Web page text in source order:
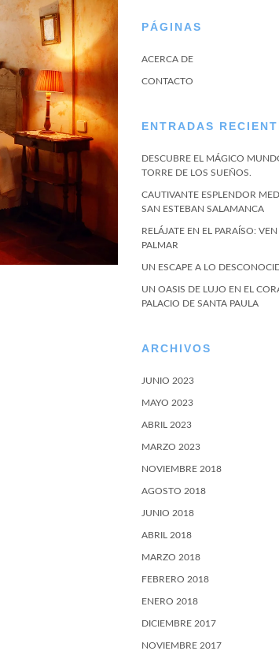
PÁGINAS
ACERCA DE
CONTACTO
ENTRADAS
DESCUBRE EL MÁGICO
TORRE DE LOS SUEÑOS.
CAUTIVANTE ESPLENDOR
SAN ESTEBAN SALAMANCA
RELÁJATE EN EL PARAÍSO:
PALMAR
UN ESCAPE A LO
UN OASIS DE LUJO EN EL
PALACIO DE SANTA PAULA
ARCHIVOS
JUNIO 2023
MAYO 2023
ABRIL 2023
MARZO 2023
NOVIEMBRE 2018
AGOSTO 2018
JUNIO 2018
ABRIL 2018
MARZO 2018
FEBRERO 2018
ENERO 2018
DICIEMBRE 2017
NOVIEMBRE 2017